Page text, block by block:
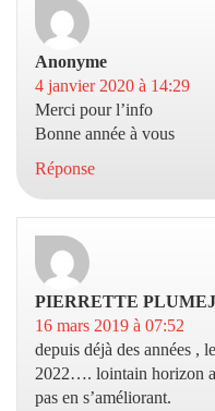
Anonyme
4 janvier 2020 à 14:29
Merci pour l’info
Bonne année à vous
Réponse
PIERRETTE
16 mars 2019 à 07:52
depuis déjà des années ,
2022…. lointain horizon
pas en s’améliorant.